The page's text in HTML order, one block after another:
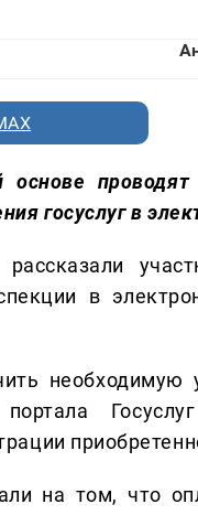
проводят
госуслуг в
в
необходимую
на том, что